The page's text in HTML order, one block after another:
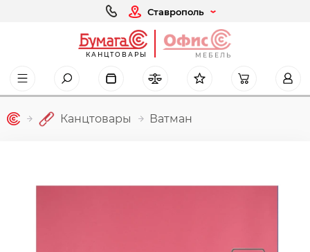
Ставрополь
КАНЦТОВАРЫ МЕБЕЛЬ
Канцтовары Ватман